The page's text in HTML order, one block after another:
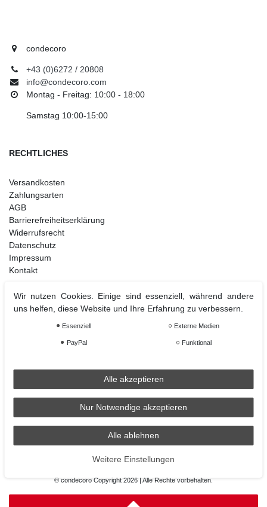
condecoro
+43 (0)6272 / 20808
info@condecoro.com
Montag - Freitag: 10:00 - 18:00
Samstag 10:00-15:00
RECHTLICHES
Versandkosten
Zahlungsarten
AGB
Barrierefreiheitserklärung
Widerrufsrecht
Datenschutz
Impressum
Kontakt
Christbaumschmuck
Christbaumkugel
Räder Lichthaus
© condecoro Copyright 2026 | Alle Rechte vorbehalten.
Wir nutzen Cookies. Einige sind essenziell, während andere
uns helfen, diese Website und Ihre Erfahrung zu verbessern.
Essenziell Externe Medien
PayPal Funktional
Alle akzeptieren
Nur Notwendige akzeptieren
Alle ablehnen
Weitere Einstellungen